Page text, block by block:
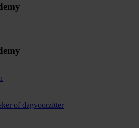
of dagvoorzitter